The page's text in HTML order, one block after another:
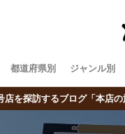
都道府県別 ジャンル別